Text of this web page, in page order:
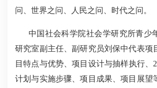
问、世界之问、人民之问、时代之问。
中国社会科学院社会学研究所青少
研究室副主任、副研究员刘保中代表项
目特点与优势、项目设计与抽样执行、
计划与实施步骤、项目成果、项目展望